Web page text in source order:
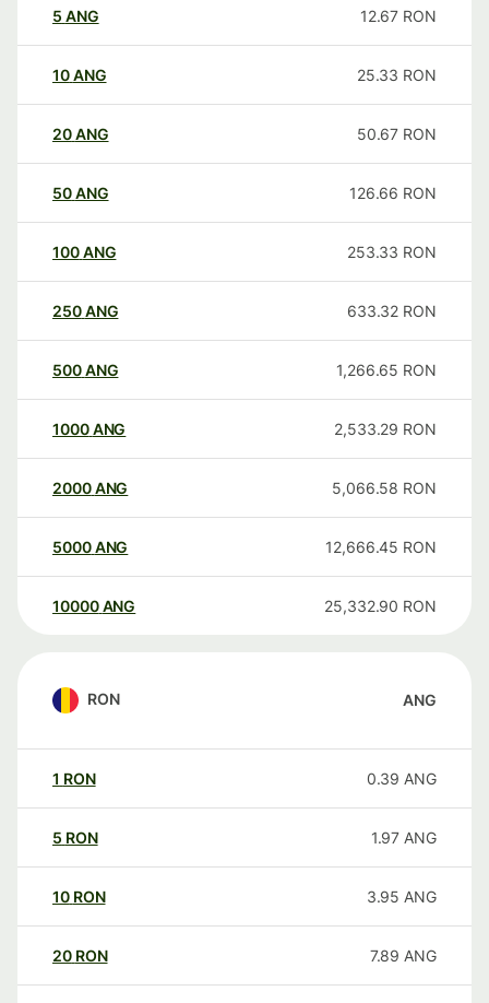
5 ANG 12.67 RON
10ANG 25.33 RON
20ANG 50.67 RON
50ANG 126.66 RON
100ANG 253.33 RON
250ANG 633.32 RON
500ANG 1,266.65 RON
1000ANG 2,533.29 RON
2000ANG 5,066.58 RON
5000ANG 12,666.45 RON
10000 ANG 25,332.90 RON
RON ANG
1 RON 0.39 ANG
5 RON 1.97 ANG
10 RON 3.95 ANG
20 RON 7.89 ANG